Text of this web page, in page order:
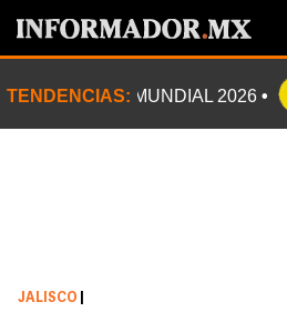
TENDENCIAS: MUNDIAL 2026
JALISCO